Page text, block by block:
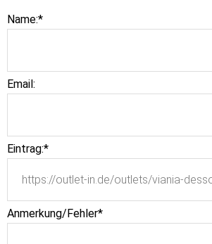
Name:*
Email:
Eintrag:*
Anmerkung/Fehler*